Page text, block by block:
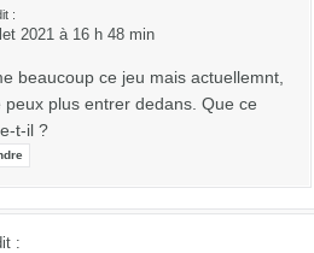
:
2021 à 16 h 48 min
beaucoup ce jeu mais actuellemnt,
peux plus entrer dedans. Que ce
t-il ?
: